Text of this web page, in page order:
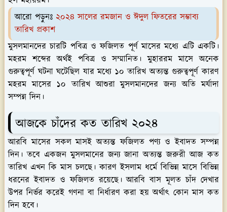
আরো পড়ুনঃ ২০২৪ সালের রমজান ও ঈদুল ফিতরের সম্ভাব্য
তারিখ প্রকাশ
মুসলমানদের চারটি পবিত্র ও ফজিলত পূর্ণ মাসের মধ্যে এটি একটি।
মহরম শব্দের অর্থই পবিত্র ও সম্মানিত। মুহাররম মাসে অনেক
গুরুত্বপূর্ণ ঘটনা ঘটেছিল যার মধ্যে ১০ তারিখ অত্যন্ত গুরুত্বপূর্ণ কারণ
মহরম মাসের ১০ তারিখ আশুরা মুসলমানদের জন্য অতি মর্যাদা
সম্পন্ন দিন।
আজকে চাঁদের কত তারিখ ২০২৪
আরবি মাসের সকল মাসই অত্যন্ত ফজিলত পণ্য ও ইবাদত সম্পন্ন
দিন। তবে একজন মুসলমানের জন্য জানা অত্যন্ত জরুরী আজ কত
তারিখ এখন কি মাস চলছে। কারণ ইসলাম ধর্মে বিভিন্ন মাসে বিভিন্ন
ধরনের ইবাদত ও ফজিলত রয়েছে। আরবি বাস মূলত চাঁদ দেখার
উপর নির্ভর করেই গণনা বা নির্ধারণ করা হয় অর্থাৎ কোন মাস কত
দিন হবে।